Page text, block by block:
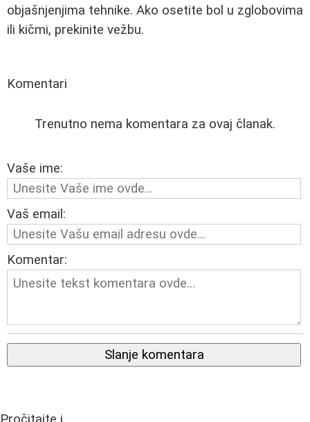
objašnjenjima tehnike. Ako osetite bol u zglobovima
ili kičmi, prekinite vežbu.
Komentari
Trenutno nema komentara za ovaj članak.
Vaše ime:
Vaš email:
Komentar:
Slanje komentara